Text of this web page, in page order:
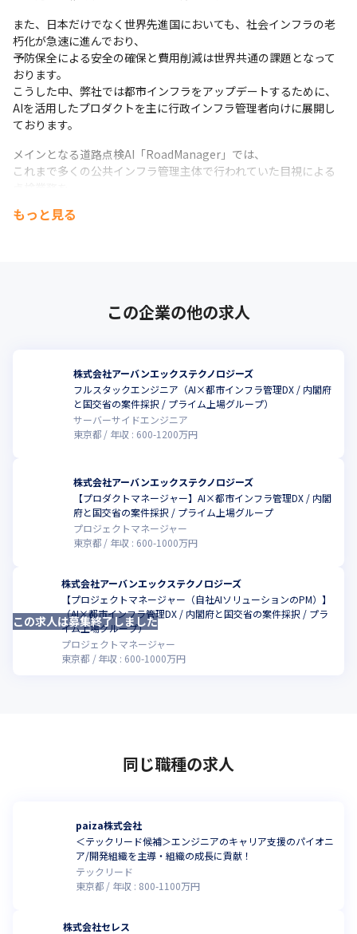
また、日本だけでなく世界先進国においても、社会インフラの老
朽化が急速に進んでおり、
予防保全による安全の確保と費用削減は世界共通の課題となって
おります。
こうした中、弊社では都市インフラをアップデートするために、
AIを活用したプロダクトを主に行政インフラ管理者向けに展開し
ております。
メインとなる道路点検AI「RoadManager」では、
これまで多くの公共インフラ管理主体で行われていた目視による
うことを可能にしております。
鉄道・物流・エネルギーなど民間インフラ事業者へソリューショ
【2025年7月 株式会社ゼンリンの連結子会社へ】
2025年7月に、東証プライム上場の株式会社ゼンリンの連結子会
社となりました。
ゼンリンの膨大な地理空間データと弊社のAI技術を掛け合わせ、
全国の公共インフラ維持管理者・企業へより高度なインフラ管理
社会課題の解決とDX推進に寄与するとともに、さらなる収益成長
を目指しています。
もっと見る
この企業の他の求人
株式会社アーバンエックステクノロジーズ
フルスタックエンジニア（AI×都市インフラ管理DX / 内閣府
と国交省の案件採択 / プライム上場グループ）
サーバーサイドエンジニア
東京都
年収 : 600-1200万円
株式会社アーバンエックステクノロジーズ
【プロダクトマネージャー】AI×都市インフラ管理DX / 内閣
府と国交省の案件採択 / プライム上場グループ
プロジェクトマネージャー
東京都
年収 : 600-1000万円
株式会社アーバンエックステクノロジーズ
【プロジェクトマネージャー（自社AIソリューションのPM）】
（AI×都市インフラ管理DX / 内閣府と国交省の案件採択 / プラ
イム上場グループ）
プロジェクトマネージャー
東京都
年収 : 600-1000万円
この求人は募集終了しました
同じ職種の求人
paiza株式会社
＜テックリード候補＞エンジニアのキャリア支援のパイオニ
ア/開発組織を主導・組織の成長に貢献！
テックリード
東京都
年収 : 800-1100万円
株式会社セレス